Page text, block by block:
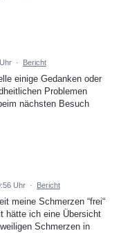
· Bericht
einige Gedanken oder
Problemen
nächsten Besuch
Uhr · Bericht
meine Schmerzen “frei“
hätte ich eine Übersicht
Schmerzen in